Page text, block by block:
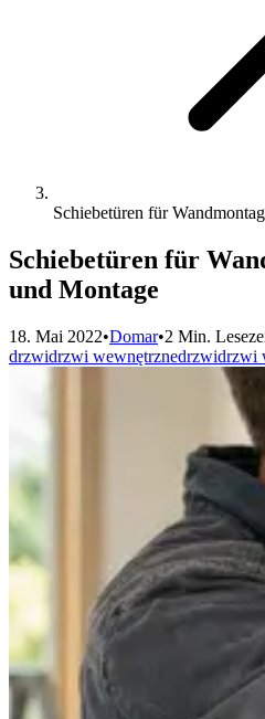
Schiebetüren für
Schiebetüren für
und Montage
18. Mai 2022•Domar•2 Min.
drzwidrzwi wewnętrznedrzwidrzwi